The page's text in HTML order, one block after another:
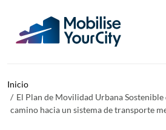
Inicio
El Plan de Movilidad Urbana
camino hacia un sistema de transporte